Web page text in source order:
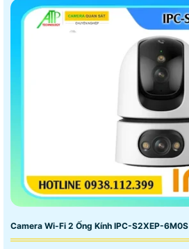
Camera Wi-Fi 2 Ống Kính IPC-S2XEP-6M0S